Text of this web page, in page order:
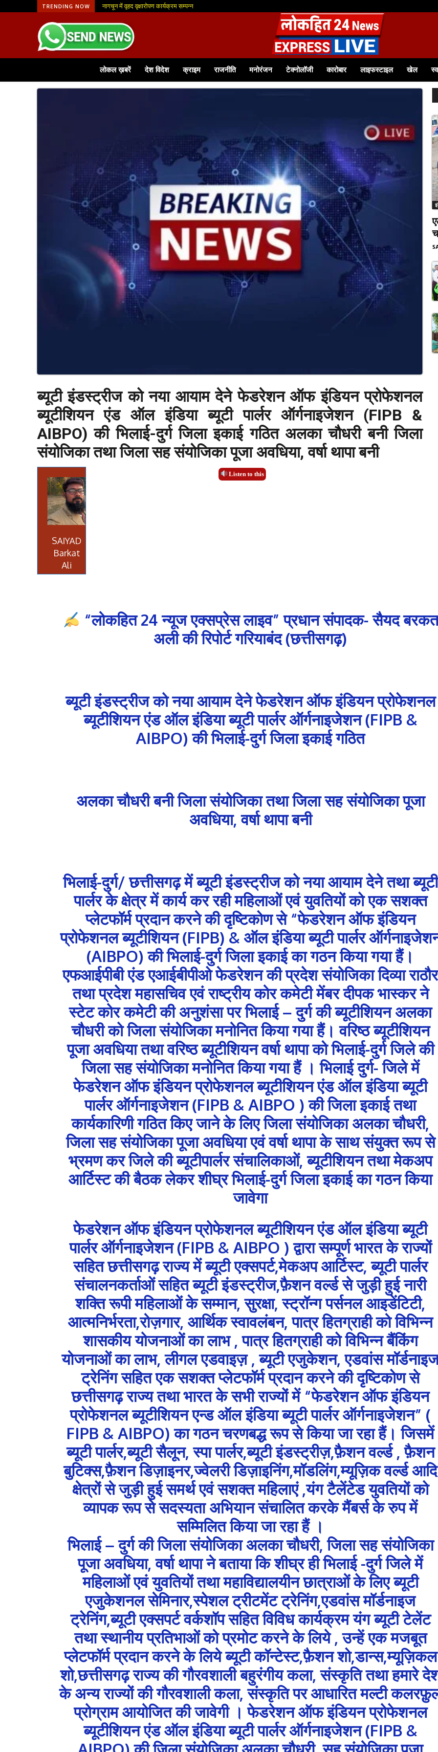
TRENDING NOW आजीविका मिशन से मिली नई पहचान, फूलमाला व्यवसाय से आत्मनिर्भर बनीं श्रीमती टीना बागवान समूह से जुड़कर आत्मविश्वास बढ़ा, आज 12 हजार रुपये से...
लोकल ख़बरें देश विदेश क्राइम राजनीति मनोरंजन टेक्नोलॉजी कारोबार लाइफस्टाइल खेल
ब्यूटी इंडस्ट्रीज को नया आयाम देने फेडरेशन ऑफ इंडियन प्रोफेशनल
ब्यूटीशियन एंड ऑल इंडिया ब्यूटी पार्लर ऑर्गनाइजेशन (FIPB &
AIBPO) की भिलाई-दुर्ग जिला इकाई गठित अलका चौधरी बनी जिला
संयोजिका तथा जिला सह संयोजिका पूजा अवधिया, वर्षा थापा बनी
Listen to this
SAIYAD
Barkat
Ali
“लोकहित 24 न्यूज एक्सप्रेस लाइव” प्रधान संपादक- सैयद बरकत
अली की रिपोर्ट गरियाबंद (छत्तीसगढ़)
ब्यूटी इंडस्ट्रीज को नया आयाम देने फेडरेशन ऑफ इंडियन प्रोफेशनल
ब्यूटीशियन एंड ऑल इंडिया ब्यूटी पार्लर ऑर्गनाइजेशन (FIPB &
AIBPO) की भिलाई-दुर्ग जिला इकाई गठित
अलका चौधरी बनी जिला संयोजिका तथा जिला सह संयोजिका पूजा
अवधिया, वर्षा थापा बनी
भिलाई-दुर्ग/ छत्तीसगढ़ में ब्यूटी इंडस्ट्रीज को नया आयाम देने तथा ब्यूटी
पार्लर के क्षेत्र में कार्य कर रही महिलाओं एवं युवतियों को एक सशक्त
प्लेटफॉर्म प्रदान करने की दृष्टिकोण से “फेडरेशन ऑफ इंडियन
प्रोफेशनल ब्यूटीशियन (FIPB) & ऑल इंडिया ब्यूटी पार्लर
(AIBPO) की भिलाई-दुर्ग जिला इकाई का गठन किया गया हैं।
एफआईपीबी एंड एआईबीपीओ फेडरेशन की प्रदेश संयोजिका दिव्या राठौर
तथा प्रदेश महासचिव एवं राष्ट्रीय कोर कमेटी मेंबर दीपक भास्कर ने
स्टेट कोर कमेटी की अनुशंसा पर भिलाई – दुर्ग की ब्यूटीशियन अलका
चौधरी को जिला संयोजिका मनोनित किया गया हैं। वरिष्ठ ब्यूटीशियन
पूजा अवधिया तथा वरिष्ठ ब्यूटीशियन वर्षा थापा को भिलाई-दुर्ग जिले की
जिला सह संयोजिका मनोनित किया गया हैं । भिलाई दुर्ग- जिले में
फेडरेशन ऑफ इंडियन प्रोफेशनल ब्यूटीशियन एंड ऑल इंडिया ब्यूटी
पार्लर ऑर्गनाइजेशन (FIPB & AIBPO ) की जिला इकाई तथा
कार्यकारिणी गठित किए जाने के लिए जिला संयोजिका अलका चौधरी,
जिला सह संयोजिका पूजा अवधिया एवं वर्षा थापा के साथ संयुक्त रूप से
भ्रमण कर जिले की ब्यूटीपार्लर संचालिकाओं, ब्यूटीशियन तथा मेकअप
आर्टिस्ट की बैठक लेकर शीघ्र भिलाई-दुर्ग जिला इकाई का गठन किया
जावेगा
फेडरेशन ऑफ इंडियन प्रोफेशनल ब्यूटीशियन एंड ऑल इंडिया ब्यूटी
पार्लर ऑर्गनाइजेशन (FIPB & AIBPO ) द्वारा सम्पूर्ण भारत के राज्यों
सहित छत्तीसगढ़ राज्य में ब्यूटी एक्सपर्ट,मेकअप आर्टिस्ट, ब्यूटी पार्लर
संचालनकर्ताओं सहित ब्यूटी इंडस्ट्रीज,फ़ैशन वर्ल्ड से जुड़ी हुई नारी
शक्ति रूपी महिलाओं के सम्मान, सुरक्षा, स्ट्रॉन्ग पर्सनल आइडेंटिटी,
आत्मनिर्भरता,रोज़गार, आर्थिक स्वावलंबन, पात्र हितग्राही को विभिन्न
शासकीय योजनाओं का लाभ , पात्र हितग्राही को विभिन्न बैंकिंग
योजनाओं का लाभ, लीगल एडवाइज़ , ब्यूटी एजुकेशन, एडवांस
ट्रेनिंग सहित एक सशक्त प्लेटफॉर्म प्रदान करने की दृष्टिकोण से
छत्तीसगढ़ राज्य तथा भारत के सभी राज्यों में “फेडरेशन ऑफ इंडियन
प्रोफेशनल ब्यूटीशियन एन्ड ऑल इंडिया ब्यूटी पार्लर ऑर्गनाइजेशन” (
FIPB & AIBPO) का गठन चरणबद्ध रूप से किया जा रहा हैं। जिसमें
ब्यूटी पार्लर,ब्यूटी सैलून, स्पा पार्लर,ब्यूटी इंडस्ट्रीज़,फ़ैशन वर्ल्ड , फ़ैशन
बुटिक्स,फ़ैशन डिज़ाइनर,ज्वेलरी डिज़ाइनिंग,मॉडलिंग,म्यूज़िक वर्ल्ड आदि
क्षेत्रों से जुड़ी हुई समर्थ एवं सशक्त महिलाएं ,यंग टैलेंटेड युवतियों को
व्यापक रूप से सदस्यता अभियान संचालित करके मैंबर्स के रुप में
सम्मिलित किया जा रहा हैं ।
भिलाई – दुर्ग की जिला संयोजिका अलका चौधरी, जिला सह संयोजिका
पूजा अवधिया, वर्षा थापा ने बताया कि शीघ्र ही भिलाई -दुर्ग जिले में
महिलाओं एवं युवतियों तथा महाविद्यालयीन छात्राओं के लिए ब्यूटी
एजुकेशनल सेमिनार,स्पेशल ट्रीटमेंट ट्रेनिंग,एडवांस मॉर्डनाइज
ट्रेनिंग,ब्यूटी एक्सपर्ट वर्कशॉप सहित विविध कार्यक्रम यंग ब्यूटी टेलेंट
तथा स्थानीय प्रतिभाओं को प्रमोट करने के लिये , उन्हें एक मजबूत
प्लेटफॉर्म प्रदान करने के लिये ब्यूटी कॉन्टेस्ट,फ़ैशन शो,डान्स,म्यूज़िकल
शो,छत्तीसगढ़ राज्य की गौरवशाली बहुरंगीय कला, संस्कृति तथा हमारे
के अन्य राज्यों की गौरवशाली कला, संस्कृति पर आधारित मल्टी
प्रोग्राम आयोजित की जावेगी । फेडरेशन ऑफ इंडियन प्रोफेशनल
ब्यूटीशियन एंड ऑल इंडिया ब्यूटी पार्लर ऑर्गनाइजेशन (FIPB &